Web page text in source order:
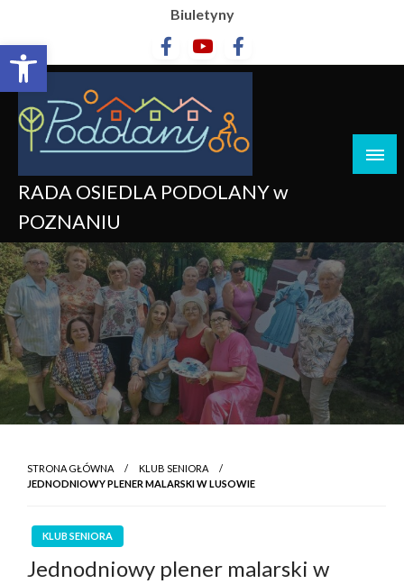
Otwórz pasek narzędzi
Biuletyny
RADA OSIEDLA PODOLANY w
POZNANIU
STRONA GŁÓWNA
KLUB SENIORA
JEDNODNIOWY PLENER MALARSKI W LUSOWIE
KLUB SENIORA
Jednodniowy plener malarski w